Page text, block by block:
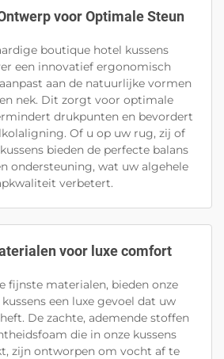
voor Optimale Steun
boutique hotel kussens
een innovatief ergonomisch
aan de natuurlijke vormen
nek. Dit zorgt voor optimale
drukpunten en bevordert
Of u op uw rug, zij of
bieden de perfecte balans
ondersteuning, wat uw algehele
verbetert.
voor luxe comfort
fijnste materialen, bieden onze
een luxe gevoel dat uw
De zachte, ademende stoffen
die in onze kussens
zijn ontworpen om vocht af te